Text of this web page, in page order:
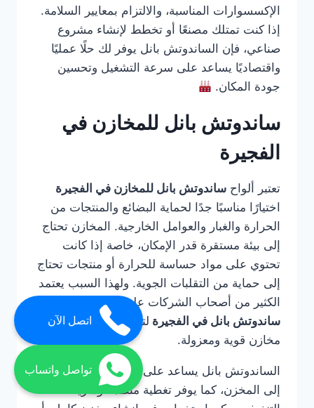
الإكسسوارات المناسبة، والالتزام بمعايير السلامة.
إذا كنت تمتلك مصنعًا أو تخطط لإنشاء مشروع
صناعي، فإن الساندوتش بانل يوفر لك حلًا عمليًا
واقتصاديًا يساعد على سرعة التشغيل وتحسين
جودة المكان.
ساندوتش بانل للمخازن في
الفجيرة
تعتبر ألواح ساندوتش بانل للمخازن في الفجيرة
اختيارًا مناسبًا جدًا لحماية البضائع والمنتجات من
الحرارة والغبار والعوامل الخارجية. المخازن تحتاج
إلى بيئة مستقرة قدر الإمكان، خاصة إذا كانت
تحتوي على مواد حساسة للحرارة أو منتجات تحتاج
إلى حماية من التقلبات الجوية. ولهذا السبب يعتمد
الكثير من أصحاب الشركات على
شركة تركيب
ساندوتش بانل في الفجيرة لتنفيذ أسقف وجدران
مخازن قوية ومعزولة.
الساندوتش بانل يساعد على تقليل دخول الحرارة
إلى المخزن، كما يوفر تغطية منظمة وسريعة
اتصل الآن
تواصل واتساب